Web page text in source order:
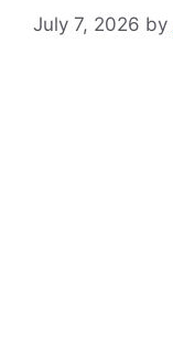
July 7, 2026 by